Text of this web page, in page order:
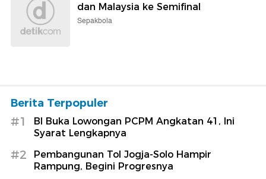
dan Malaysia ke Semifinal
Sepakbola
Berita Terpopuler
#1
BI Buka Lowongan PCPM Angkatan 41, Ini
Syarat Lengkapnya
#2
Pembangunan Tol Jogja-Solo Hampir
Rampung, Begini Progresnya